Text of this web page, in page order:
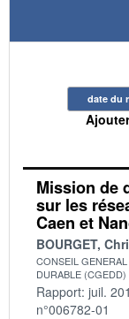
date du
Mission de
sur les
Caen et
BOURGET,
CONSEIL
DURABLE (CGEDD)
Rapport: juil.
n°006782-01